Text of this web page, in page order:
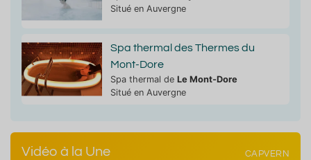
Situé en Auvergne
Spa thermal des Thermes du
Mont-Dore
Spa thermal de Le Mont-Dore
Situé en Auvergne
Vidéo à la Une CAPVERN